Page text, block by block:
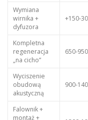
Wymiana
wirnika +
dyfuzora
+150-
Kompletna
regeneracja
„na cicho”
650-950
Wyciszenie
obudową
akustyczną
900-
Falownik +
montaż +